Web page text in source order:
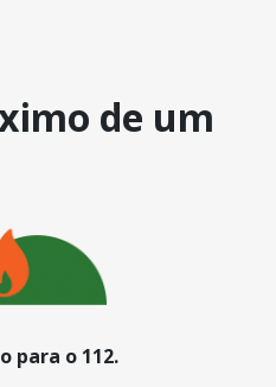
de um
para o 112.